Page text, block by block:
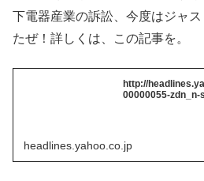
下電器産業の訴訟、今度はジャ
たぜ！詳しくは、この記事を。
http://
00000055-zdn_n-
headlines.yahoo.co.jp